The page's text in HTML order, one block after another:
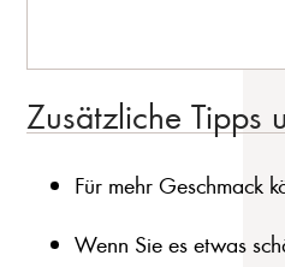
Zusätzliche Tipps
Für mehr Geschmack
Wenn Sie es etwas